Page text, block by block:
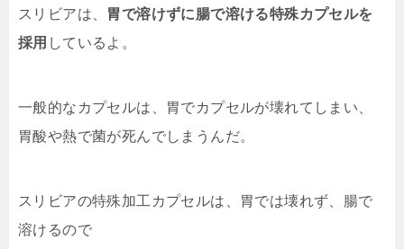
スリビアは、 胃で溶けずに腸で溶ける特殊カプセルを
採用 しているよ。
一般的なカプセルは、胃でカプセルが壊れてしまい、
胃酸や熱で菌が死んでしまうんだ。
スリビアの特殊加工カプセルは、胃では壊れず、腸で
溶けるので